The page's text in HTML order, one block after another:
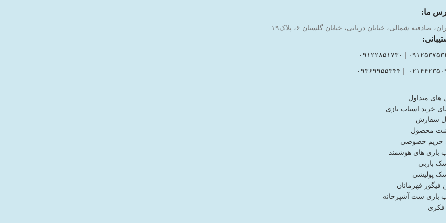
ما:
صادقیه شمالی، خیابان دریانی، خیابان گلستان ۶، پلاک۱۹
۰۹۱۲۲۸۵۱۷۳۰
۰۹۳۶۹۹۵۵۳۴۴
های متداول
خرید اسباب بازی
سفارش
محصول
حریم خصوصی
بازی های هوشمند
باربی
پولیشی
فیگور قهرمانان
بازی ست آشپزخانه
فکری